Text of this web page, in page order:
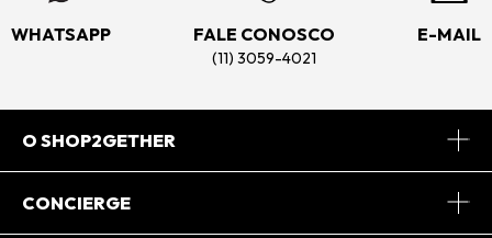
WHATSAPP FALE CONOSCO
(11) 3059-4021
E-MAIL
O SHOP2GETHER
Sobre Nós
CONCIERGE